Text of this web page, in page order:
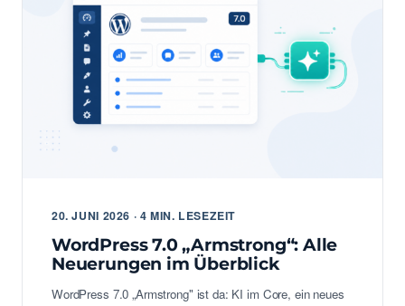
20. JUNI 2026 · 4 MIN. LESEZEIT
WordPress 7.0 „Armstrong“: Alle
Neuerungen im Überblick
WordPress 7.0 „Armstrong" ist da: KI im Core, ein neues